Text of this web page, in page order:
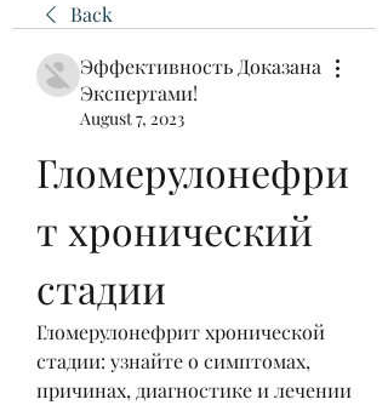
Back
Эффективность Доказана
Экспертами!
August 7, 2023
Гломерулонефри
т хронический
стадии
Гломерулонефрит хронической
стадии: узнайте о симптомах,
причинах, диагностике и лечении